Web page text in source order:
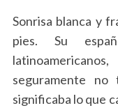
Sonrisa blanca y
pies. Su
seguramente
significaba lo que